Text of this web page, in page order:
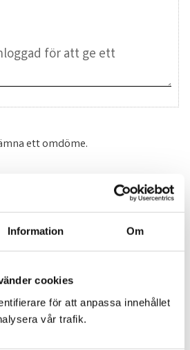
Information Om
cookies
för att anpassa innehållet
vår trafik.
ett omdöme.
favorit i det asiatiska